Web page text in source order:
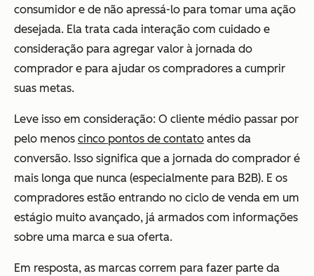
consumidor e de não apressá-lo para tomar uma ação
desejada. Ela trata cada interação com cuidado e
consideração para agregar valor à jornada do
comprador e para ajudar os compradores a cumprir
suas metas.
Leve isso em consideração: O cliente médio passar por
pelo menos cinco pontos de contato antes da
conversão. Isso significa que a jornada do comprador é
mais longa que nunca (especialmente para B2B). E os
compradores estão entrando no ciclo de venda em um
estágio muito avançado, já armados com informações
sobre uma marca e sua oferta.
Em resposta, as marcas correm para fazer parte da